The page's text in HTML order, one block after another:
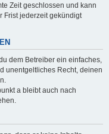
Zeit geschlossen und kann
Frist jederzeit gekündigt
dem Betreiber ein einfaches,
unentgeltliches Recht, deinen
a bleibt auch nach